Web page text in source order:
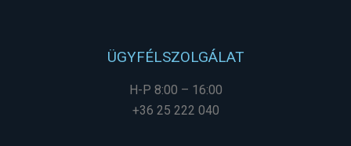
ÜGYFÉLSZOLGÁLAT
H-P 8:00 – 16:00
+36 25 222 040